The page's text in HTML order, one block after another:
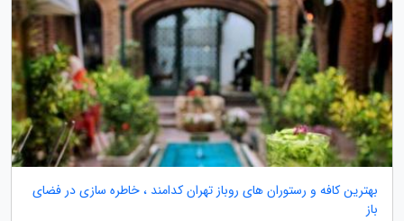
بهترین کافه و رستوران های روباز تهران کدامند ، خاطره سازی در فضای
باز